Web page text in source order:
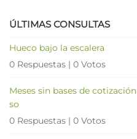
ÚLTIMAS CONSULTAS
Hueco bajo la escalera
0 Respuestas | 0 Votos
Meses sin bases de
so
0 Respuestas | 0 Votos